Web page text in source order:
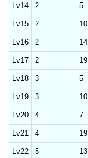
Lv14 2 5
Lv15 2 10
Lv16 2 14
Lv17 2 19
Lv18 3 5
Lv19 3 10
Lv20 4 7
Lv21 4 19
Lv22 5 13